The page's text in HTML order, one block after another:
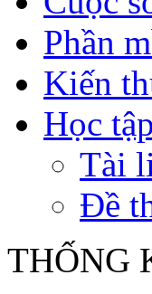
Phần
Kiến
Học tập
Tài
Đề
THỐNG